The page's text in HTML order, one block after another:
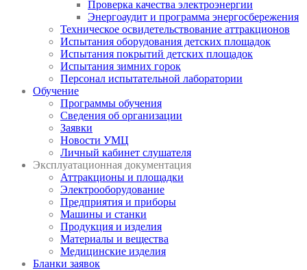
Проверка качества электроэнергии
Энергоаудит и программа энергосбережения
Техническое освидетельствование аттракционов
Испытания оборудования детских площадок
Испытания покрытий детских площадок
Испытания зимних горок
Персонал испытательной лаборатории
Обучение
Программы обучения
Сведения об организации
Заявки
Новости УМЦ
Личный кабинет слушателя
Эксплуатационная документация
Аттракционы и площадки
Электрооборудование
Предприятия и приборы
Машины и станки
Продукция и изделия
Материалы и вещества
Медицинские изделия
Бланки заявок